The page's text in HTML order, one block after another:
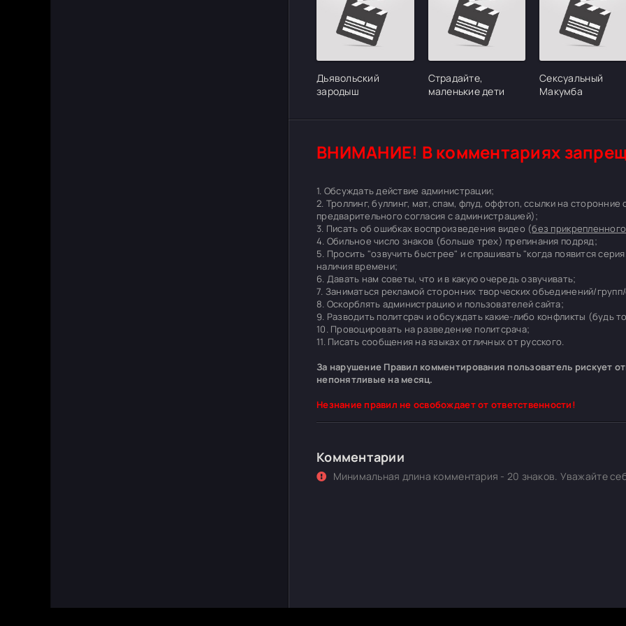
Дьявольский
зародыш
Страдайте,
маленькие дети
Сексуальный
Макумба
ВНИМАНИЕ! В комментариях
1. Обсуждать действие администрации;
2. Троллинг, буллинг, мат, спам, флуд, оффтоп, ссылки на
предварительного согласия с администрацией);
3. Писать об ошибках воспроизведения видео (без
4. Обильное число знаков (больше трех) препинания подряд;
5. Просить "озвучить быстрее" и спрашивать "когда появится
наличия времени;
6. Давать нам советы, что и в какую очередь озвучивать;
7. Заниматься рекламой сторонних творческих объединений/
8. Оскорблять администрацию и пользователей сайта;
9. Разводить политсрач и обсуждать какие-либо конфликты (будь
10. Провоцировать на разведение политсрача;
11. Писать сообщения на языках отличных от русского.
За нарушение Правил комментирования пользователь рискует
непонятливые на месяц.
Незнание правил не освобождает от ответственности!
Комментарии
Минимальная длина комментария - 20 знаков. Уважайте